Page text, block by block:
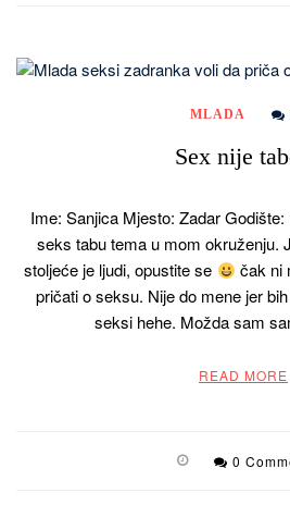
MLADA
Sex nije
Ime: Sanjica Mjesto: Zadar
seks tabu tema u mom okruženju.
stoljeće je ljudi, opustite se
čak ni
pričati o seksu. Nije do mene jer
seksi hehe. Možda sam
READ MORE
0